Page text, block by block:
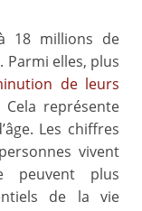
18 millions de
Parmi elles, plus
de leurs
représente
Les chiffres
vivent
peuvent plus
de la vie